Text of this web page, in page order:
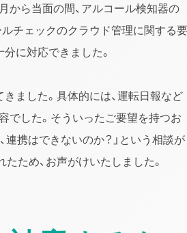
から当面の間、アルコール検知器の
チェックのクラウド管理に関する要
に対応できました。
ました。具体的には、運転日報など
でした。そういったご要望を持つお
携はできないのか？」という相談が
ため、お声がけいたしました。